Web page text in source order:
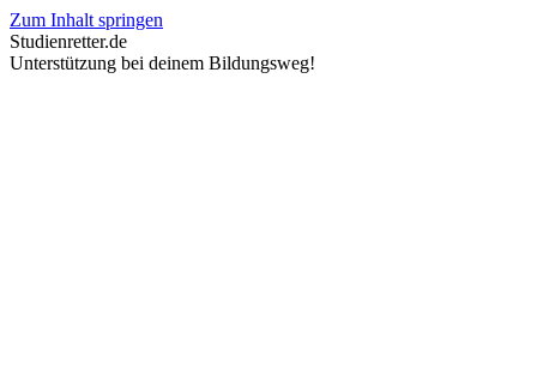
Zum Inhalt springen
Studienretter.de
Unterstützung bei deinem Bildungsweg!